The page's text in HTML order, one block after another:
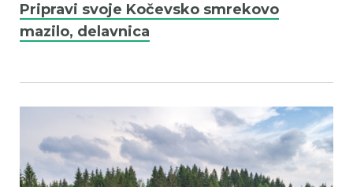
Pripravi svoje Kočevsko smrekovo
mazilo, delavnica